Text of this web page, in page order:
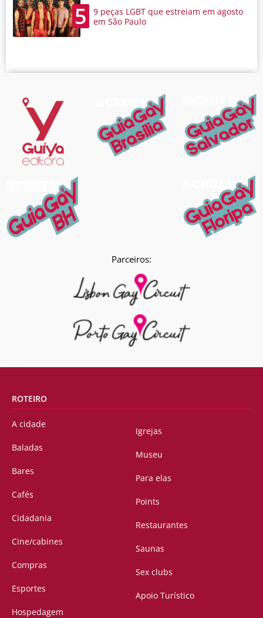
5
9 peças LGBT que estreiam em agosto
em São Paulo
Parceiros:
ROTEIRO
A cidade
Baladas
Bares
Cafés
Cidadania
Cine/cabines
Compras
Esportes
Hospedagem
Igrejas
Museu
Para elas
Points
Restaurantes
Saunas
Sex clubs
Apoio Turístico